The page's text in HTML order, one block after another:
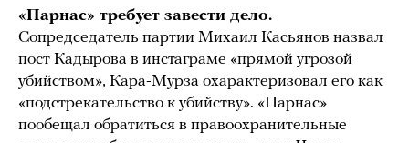
«Парнас» требует завести дело.
Сопредседатель партии Михаил Касьянов назвал
пост Кадырова в инстаграме «прямой угрозой
убийством», Кара-Мурза охарактеризовал его как
«подстрекательство к убийству». «Парнас»
пообещал обратиться в правоохранительные